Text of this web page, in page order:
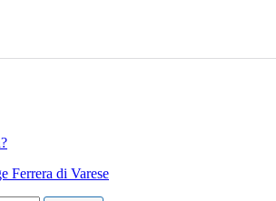
Ferrera di Varese